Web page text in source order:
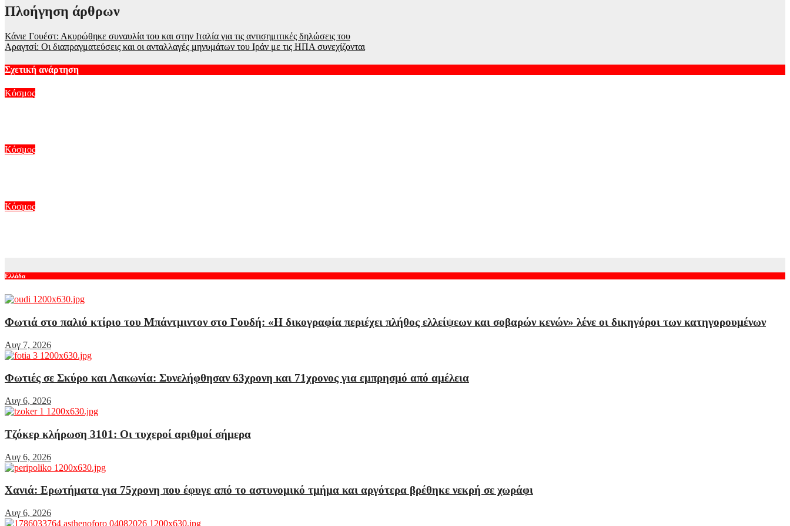
Πλοήγηση άρθρων
Κάνιε Γουέστ: Ακυρώθηκε συναυλία του και στην Ιταλία για τις αντισημιτικές δηλώσεις του
Αραγτσί: Οι διαπραγματεύσεις και οι ανταλλαγές μηνυμάτων του Ιράν με τις ΗΠΑ συνεχίζονται
Σχετική ανάρτηση
Κόσμος
Κόσμος
Κόσμος
Ελλάδα
Φωτιά στο παλιό κτίριο του Μπάντμιντον στο Γουδή: «Η δικογραφία περιέχει πλήθος ελλείψεων και σοβαρών κενών» λένε οι δικηγόροι των κατηγορουμένων
Αυγ 7, 2026
Φωτιές σε Σκύρο και Λακωνία: Συνελήφθησαν 63χρονη και 71χρονος για εμπρησμό από αμέλεια
Αυγ 6, 2026
Τζόκερ κλήρωση 3101: Οι τυχεροί αριθμοί σήμερα
Αυγ 6, 2026
Χανιά: Ερωτήματα για 75χρονη που έφυγε από το αστυνομικό τμήμα και αργότερα βρέθηκε νεκρή σε χωράφι
Αυγ 6, 2026